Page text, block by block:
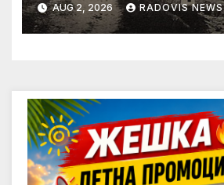
AUG 2, 2026 RADOVIS NEWS